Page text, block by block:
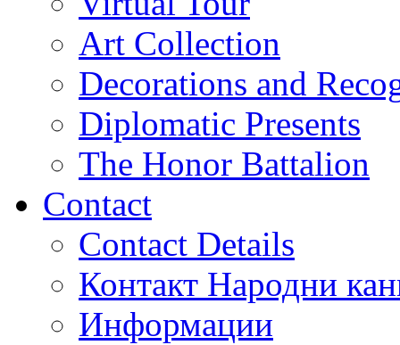
Art Collection
Decorations and
Diplomatic Presents
The Honor Battalion
Contact
Contact Details
Контакт Народни
Информации